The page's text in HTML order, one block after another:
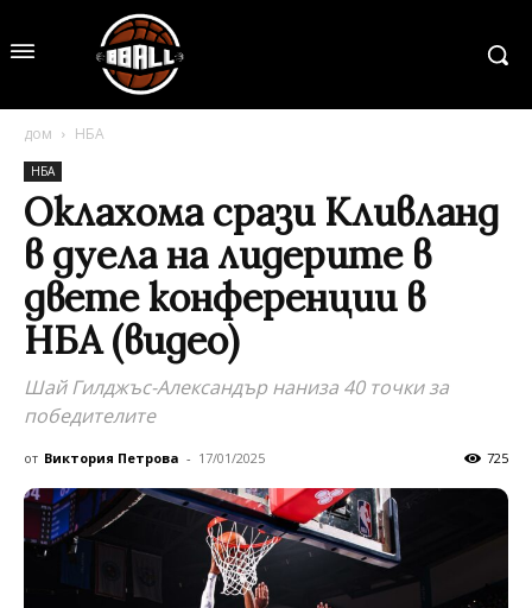
дом НБА
НБА
Оклахома срази Кливланд
в дуела на лидерите в
двете конференции в
НБА (видео)
Шай Гилджъс-Александър наниза 40 точки за
победителите
от Виктория Петрова - 17/01/2025 725